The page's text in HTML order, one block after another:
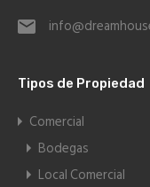
Tipos de Propiedad
Comercial
Bodegas
Local Comercial